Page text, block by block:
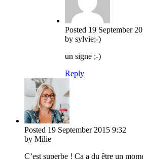
Posted 19 September
by sylvie;-)
un signe ;-)
Reply
Posted 19 September 2015 9:32
by Milie
C’est superbe ! Ca a du être un